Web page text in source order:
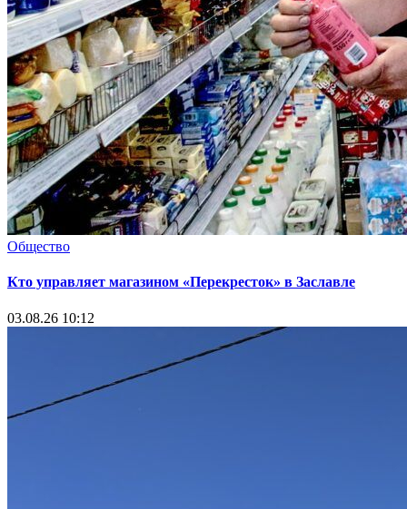
Общество
Кто управляет магазином «Перекресток» в Заславле
03.08.26 10:12